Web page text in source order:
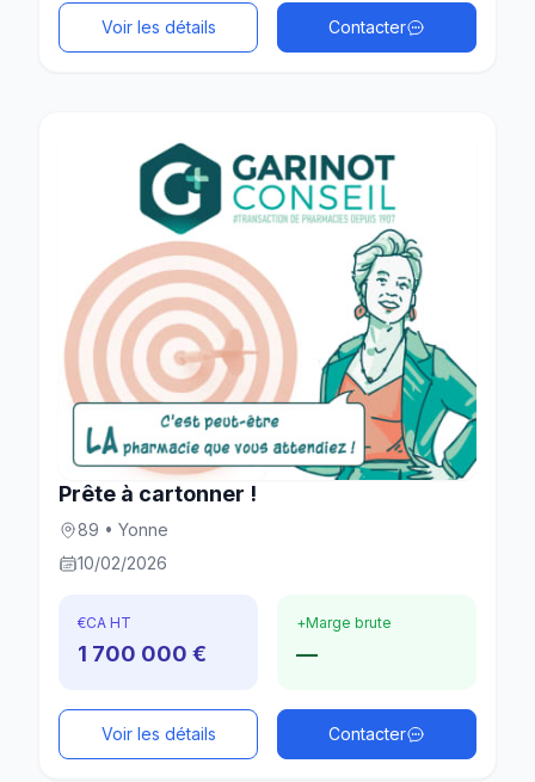
Voir les détails Contacter
Prête à cartonner !
89 • Yonne
10/02/2026
€CA HT
1 700 000 €
+Marge brute
—
Voir les détails Contacter